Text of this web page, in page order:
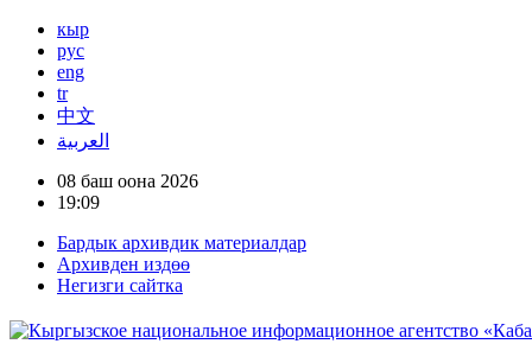
кыр
рус
eng
tr
中文
العربية
08 баш оона 2026
19:09
Бардык архивдик материалдар
Архивден издөө
Негизги сайтка